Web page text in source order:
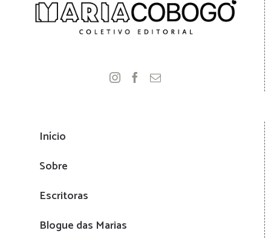
Início
Sobre
Escritoras
Blogue das Marias